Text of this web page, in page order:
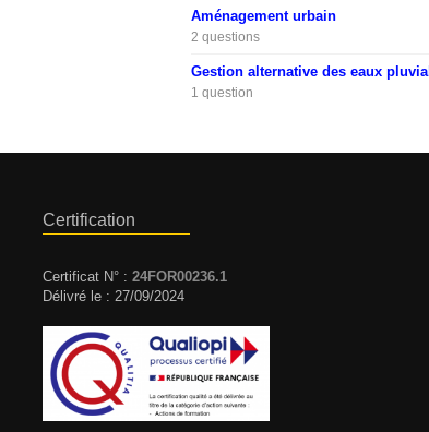
Aménagement urbain
2 questions
Gestion alternative des eaux
1 question
Certification
Certificat N° : 24FOR00236.1
Délivré le : 27/09/2024